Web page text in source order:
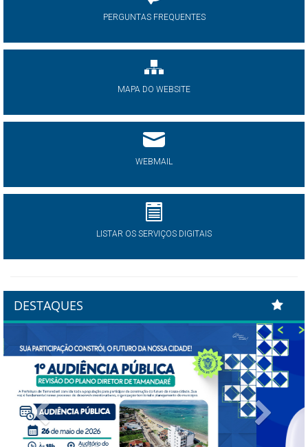
PERGUNTAS FREQUENTES
MAPA DO WEBSITE
WEBMAIL
LISTAR OS SERVIÇOS DIGITAIS
DESTAQUES